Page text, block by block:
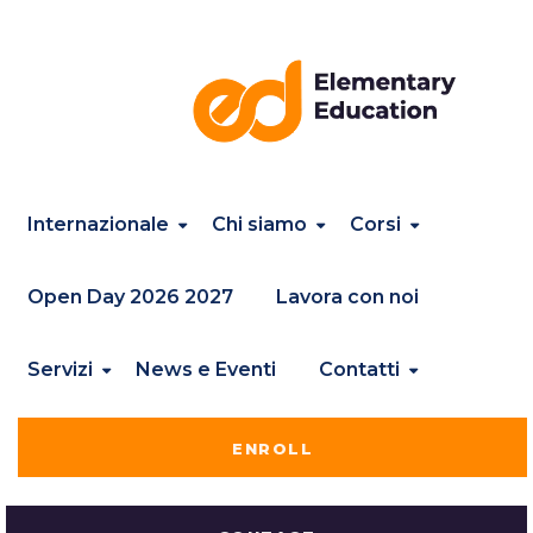
Internazionale Chi siamo Corsi
Open Day 2026 2027 Lavora con noi
Servizi News e Eventi Contatti
ENROLL